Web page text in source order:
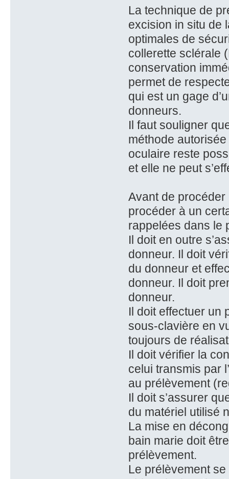
La technique de
excision in situ de
optimales de
collerette sclérale
conservation
permet de
qui est un gage
donneurs.
Il faut souligner
méthode
oculaire reste
et elle ne peut
Avant de
procéder à un
rappelées dans le
Il doit en outre
donneur. Il doit
du donneur et
donneur. Il doit
donneur.
Il doit effectuer un
sous-clavière en
toujours de
Il doit vérifier la
celui transmis par
au prélèvement
Il doit s’assurer
du matériel utilisé
La mise en
bain marie doit
prélèvement.
Le prélèvement